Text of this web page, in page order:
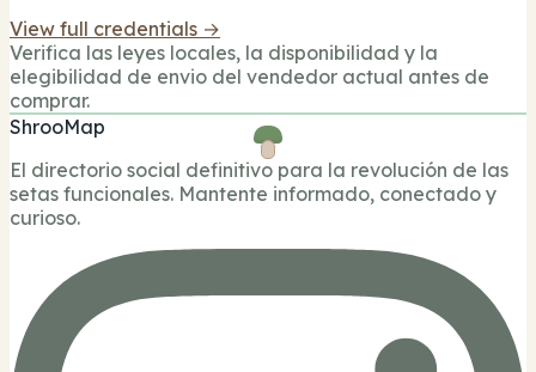
View full credentials →
Verifica las leyes locales, la disponibilidad y la
elegibilidad de envio del vendedor actual antes de
comprar.
ShrooMap
El directorio social definitivo para la revolución de las
setas funcionales. Mantente informado, conectado y
curioso.